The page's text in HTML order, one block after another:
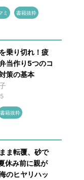
ミ 書籍抜粋
乗り切れ！疲
当作り5つのコ
策の基本
書籍抜粋
ま転覆、砂で
休み前に親が
のヒヤリハッ